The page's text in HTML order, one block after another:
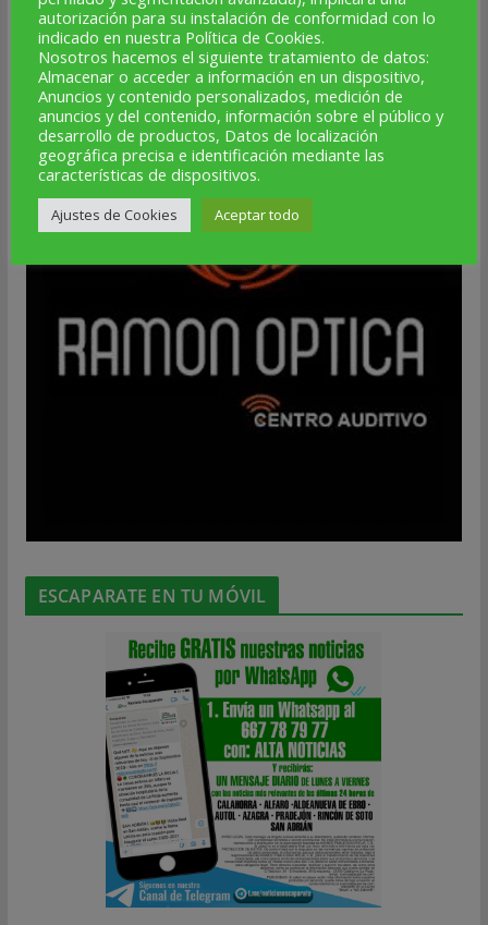
ESCAPARATE EN TU MÓVIL
autorización para su instalación de conformidad con lo
indicado en nuestra Política de Cookies.
Nosotros hacemos el siguiente tratamiento de datos:
Almacenar o acceder a información en un dispositivo,
Anuncios y contenido personalizados, medición de
anuncios y del contenido, información sobre el público y
desarrollo de productos, Datos de localización
geográfica precisa e identificación mediante las
características de dispositivos.
Ajustes de Cookies Aceptar todo